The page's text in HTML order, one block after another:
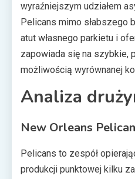
wyraźniejszym udziałem
Pelicans mimo słabszego
atut własnego parkietu i
zapowiada się na szybkie,
możliwością wyrównanej
Analiza
New Orleans
Pelicans to zespół
produkcji punktowej kilku